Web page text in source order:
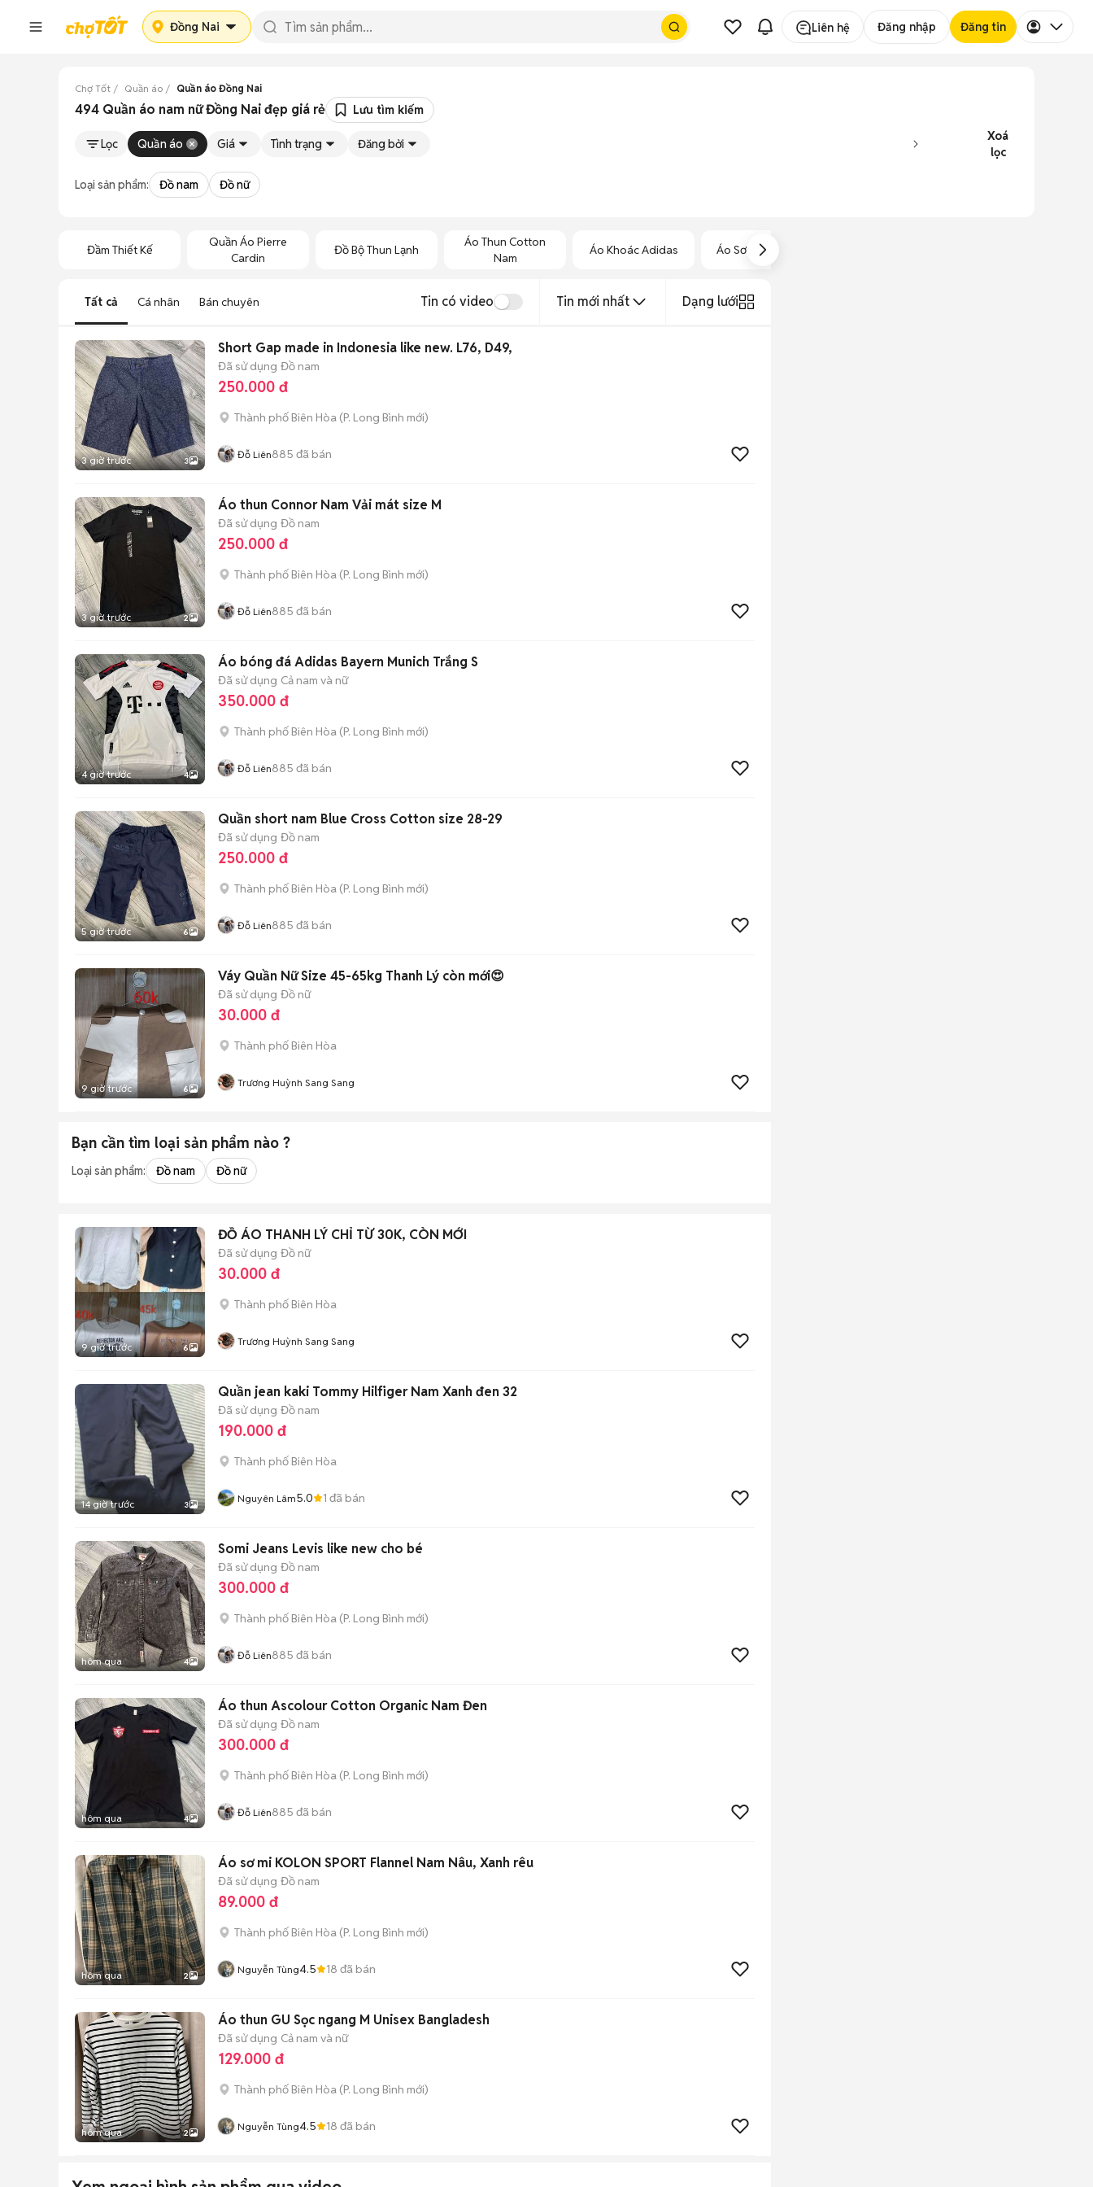
Đồng Nai Liên hệ Đăng nhập Đăng tin
Chợ Tốt Quần áo Quần áo Đồng Nai
494 Quần áo nam nữ Đồng Nai đẹp giá rẻ Lưu tìm kiếm
Lọc Quần áo Giá Tình trạng Đăng bởi
Xoá
lọc
Loại sản phẩm: Đồ nam Đồ nữ
Đầm Thiết Kế
Quần Áo Pierre
Cardin
Đồ Bộ Thun Lạnh
Áo Thun Cotton
Nam
Áo Khoác Adidas Áo Sơ Mi Việt Tiến
Tất cả Cá nhân Bán chuyên Tin có video Tin mới nhất Dạng lưới
3 giờ trước 3
Short Gap made in Indonesia like new. L76, D49,
Đã sử dụng Đồ nam
250.000 đ
Thành phố Biên Hòa (P. Long Bình mới)
Đỗ Liên885 đã bán
3 giờ trước 2
Áo thun Connor Nam Vải mát size M
Đã sử dụng Đồ nam
250.000 đ
Thành phố Biên Hòa (P. Long Bình mới)
Đỗ Liên885 đã bán
4 giờ trước 4
Áo bóng đá Adidas Bayern Munich Trắng S
Đã sử dụng Cả nam và nữ
350.000 đ
Thành phố Biên Hòa (P. Long Bình mới)
Đỗ Liên885 đã bán
5 giờ trước 6
Quần short nam Blue Cross Cotton size 28-29
Đã sử dụng Đồ nam
250.000 đ
Thành phố Biên Hòa (P. Long Bình mới)
Đỗ Liên885 đã bán
9 giờ trước 6
Váy Quần Nữ Size 45-65kg Thanh Lý còn mới😍
Đã sử dụng Đồ nữ
30.000 đ
Thành phố Biên Hòa
Trương Huỳnh Sang Sang
Bạn cần tìm loại sản phẩm nào ?
Loại sản phẩm: Đồ nam Đồ nữ
9 giờ trước 6
ĐỒ ÁO THANH LÝ CHỈ TỪ 30K, CÒN MỚI
Đã sử dụng Đồ nữ
30.000 đ
Thành phố Biên Hòa
Trương Huỳnh Sang Sang
14 giờ trước 3
Quần jean kaki Tommy Hilfiger Nam Xanh đen 32
Đã sử dụng Đồ nam
190.000 đ
Thành phố Biên Hòa
Nguyên Lâm5.0 1 đã bán
hôm qua 4
Somi Jeans Levis like new cho bé
Đã sử dụng Đồ nam
300.000 đ
Thành phố Biên Hòa (P. Long Bình mới)
Đỗ Liên885 đã bán
hôm qua 4
Áo thun Ascolour Cotton Organic Nam Đen
Đã sử dụng Đồ nam
300.000 đ
Thành phố Biên Hòa (P. Long Bình mới)
Đỗ Liên885 đã bán
hôm qua 2
Áo sơ mi KOLON SPORT Flannel Nam Nâu, Xanh rêu
Đã sử dụng Đồ nam
89.000 đ
Thành phố Biên Hòa (P. Long Bình mới)
Nguyễn Tùng4.5 18 đã bán
hôm qua 2
Áo thun GU Sọc ngang M Unisex Bangladesh
Đã sử dụng Cả nam và nữ
129.000 đ
Thành phố Biên Hòa (P. Long Bình mới)
Nguyễn Tùng4.5 18 đã bán